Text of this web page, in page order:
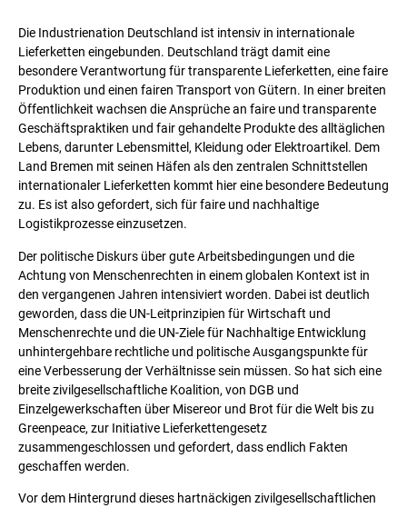
Die Industrienation Deutschland ist intensiv in internationale
Lieferketten eingebunden. Deutschland trägt damit eine
besondere Verantwortung für transparente Lieferketten, eine faire
Produktion und einen fairen Transport von Gütern. In einer breiten
Öffentlichkeit wachsen die Ansprüche an faire und transparente
Geschäftspraktiken und fair gehandelte Produkte des alltäglichen
Lebens, darunter Lebensmittel, Kleidung oder Elektroartikel. Dem
Land Bremen mit seinen Häfen als den zentralen Schnittstellen
internationaler Lieferketten kommt hier eine besondere Bedeutung
zu. Es ist also gefordert, sich für faire und nachhaltige
Logistikprozesse einzusetzen.
Der politische Diskurs über gute Arbeitsbedingungen und die
Achtung von Menschenrechten in einem globalen Kontext ist in
den vergangenen Jahren intensiviert worden. Dabei ist deutlich
geworden, dass die UN-Leitprinzipien für Wirtschaft und
Menschenrechte und die UN-Ziele für Nachhaltige Entwicklung
unhintergehbare rechtliche und politische Ausgangspunkte für
eine Verbesserung der Verhältnisse sein müssen. So hat sich eine
breite zivilgesellschaftliche Koalition, von DGB und
Einzelgewerkschaften über Misereor und Brot für die Welt bis zu
Greenpeace, zur Initiative Lieferkettengesetz
zusammengeschlossen und gefordert, dass endlich Fakten
geschaffen werden.
Vor dem Hintergrund dieses hartnäckigen zivilgesellschaftlichen